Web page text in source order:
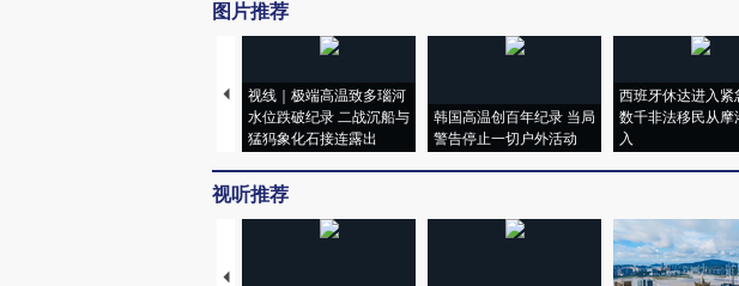
图片推荐
视线｜极端高温致多瑙河
水位跌破纪录 二战沉船与
猛犸象化石接连露出
韩国高温创百年纪录 当局
警告停止一切户外活动
西班牙休达进入紧
数千非法移民从摩
入
视听推荐